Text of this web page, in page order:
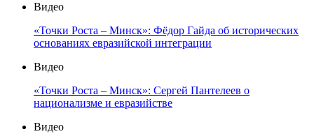
Видео
«Точки Роста – Минск»: Фёдор Гайда об исторических
основаниях евразийской интеграции
Видео
«Точки Роста – Минск»: Сергей Пантелеев о
национализме и евразийстве
Видео